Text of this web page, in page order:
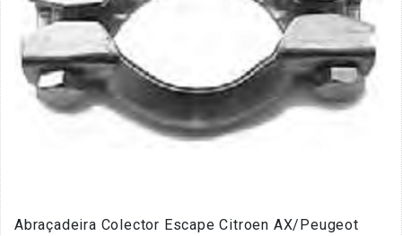
Abraçadeira Colector Escape Citroen AX/Peugeot